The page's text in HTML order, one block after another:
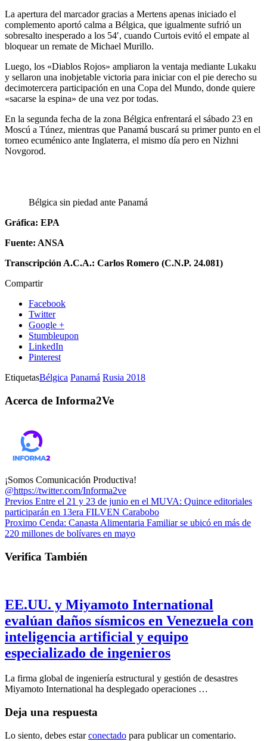
La apertura del marcador gracias a Mertens apenas iniciado el
complemento aportó calma a Bélgica, que igualmente sufrió un
sobresalto inesperado a los 54′, cuando Curtois evitó el empate al
bloquear un remate de Michael Murillo.
Luego, los «Diablos Rojos» ampliaron la ventaja mediante Lukaku
y sellaron una inobjetable victoria para iniciar con el pie derecho su
decimotercera participación en una Copa del Mundo, donde quiere
«sacarse la espina» de una vez por todas.
En la segunda fecha de la zona Bélgica enfrentará el sábado 23 en
Moscú a Túnez, mientras que Panamá buscará su primer punto en el
torneo ecuménico ante Inglaterra, el mismo día pero en Nizhni
Novgorod.
Bélgica sin piedad ante Panamá
Gráfica: EPA
Fuente: ANSA
Transcripción A.C.A.: Carlos Romero (C.N.P. 24.081)
Compartir
Facebook
Twitter
Google +
Stumbleupon
LinkedIn
Pinterest
EtiquetasBélgica Panamá Rusia 2018
Acerca de Informa2Ve
¡Somos Comunicación Productiva!
@https://twitter.com/Informa2ve
Previos Entre el 21 y 23 de junio en el MUVA: Quince editoriales
participarán en 13era FILVEN Carabobo
Proximo Cenda: Canasta Alimentaria Familiar se ubicó en más de
220 millones de bolívares en mayo
Verifica También
EE.UU. y Miyamoto International
evalúan daños sísmicos en Venezuela con
inteligencia artificial y equipo
especializado de ingenieros
La firma global de ingeniería estructural y gestión de desastres
Miyamoto International ha desplegado operaciones …
Deja una respuesta
Lo siento, debes estarconectado para publicar un comentario.